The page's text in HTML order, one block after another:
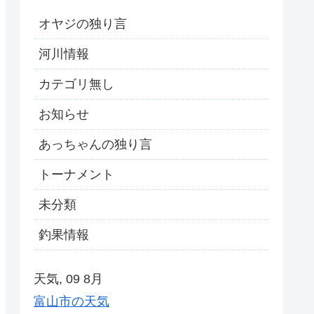
オヤジの独り言
河川情報
カテゴリ無し
お知らせ
あっちゃんの独り言
トーナメント
未分類
釣果情報
天気, 09 8月
富山市の天気